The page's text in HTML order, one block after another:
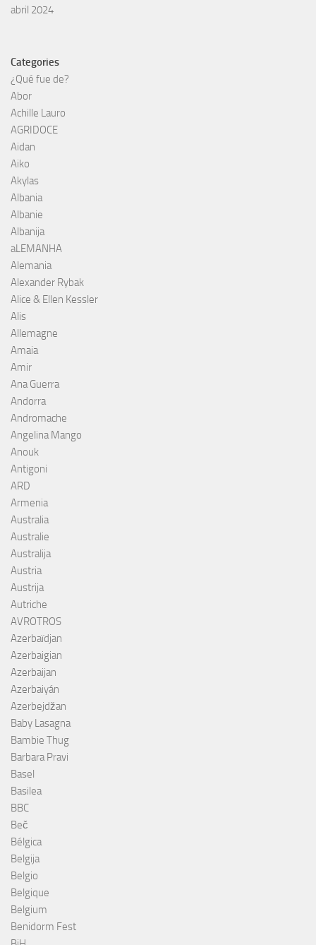
abril 2024
Categories
¿Qué fue de?
Abor
Achille Lauro
AGRIDOCE
Aidan
Aiko
Akylas
Albania
Albanie
Albanija
aLEMANHA
Alemania
Alexander Rybak
Alice & Ellen Kessler
Alis
Allemagne
Amaia
Amir
Ana Guerra
Andorra
Andromache
Angelina Mango
Anouk
Antigoni
ARD
Armenia
Australia
Australie
Australija
Austria
Austrija
Autriche
AVROTROS
Azerbaïdjan
Azerbaigian
Azerbaijan
Azerbaiyán
Azerbejdžan
Baby Lasagna
Bambie Thug
Barbara Pravi
Basel
Basilea
BBC
Beč
Bélgica
Belgija
Belgio
Belgique
Belgium
Benidorm Fest